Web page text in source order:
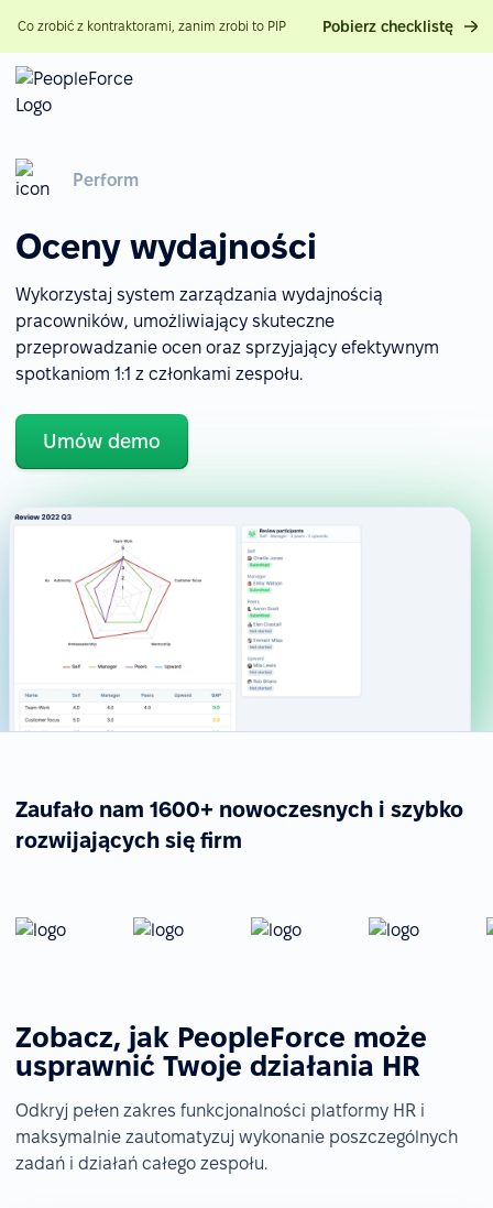
Co zrobić z kontraktorami, zanim zrobi to PIP Pobierz checklistę
Perform
Oceny wydajności
Wykorzystaj system zarządzania wydajnością
pracowników, umożliwiający skuteczne
przeprowadzanie ocen oraz sprzyjający efektywnym
spotkaniom 1:1 z członkami zespołu.
Umów demo
Zaufało nam 1600+ nowoczesnych i szybko
rozwijających się firm
Zobacz, jak PeopleForce może
usprawnić Twoje działania HR
Odkryj pełen zakres funkcjonalności platformy HR i
maksymalnie zautomatyzuj wykonanie poszczególnych
zadań i działań całego zespołu.